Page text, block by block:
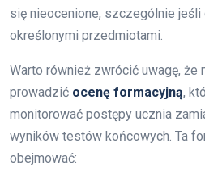
się nieocenione, szczególnie
określonymi przedmiotami.
Warto również zwrócić uwagę, że
prowadzić ocenę formacyjną,
monitorować postępy ucznia
wyników testów końcowych. Ta
obejmować: